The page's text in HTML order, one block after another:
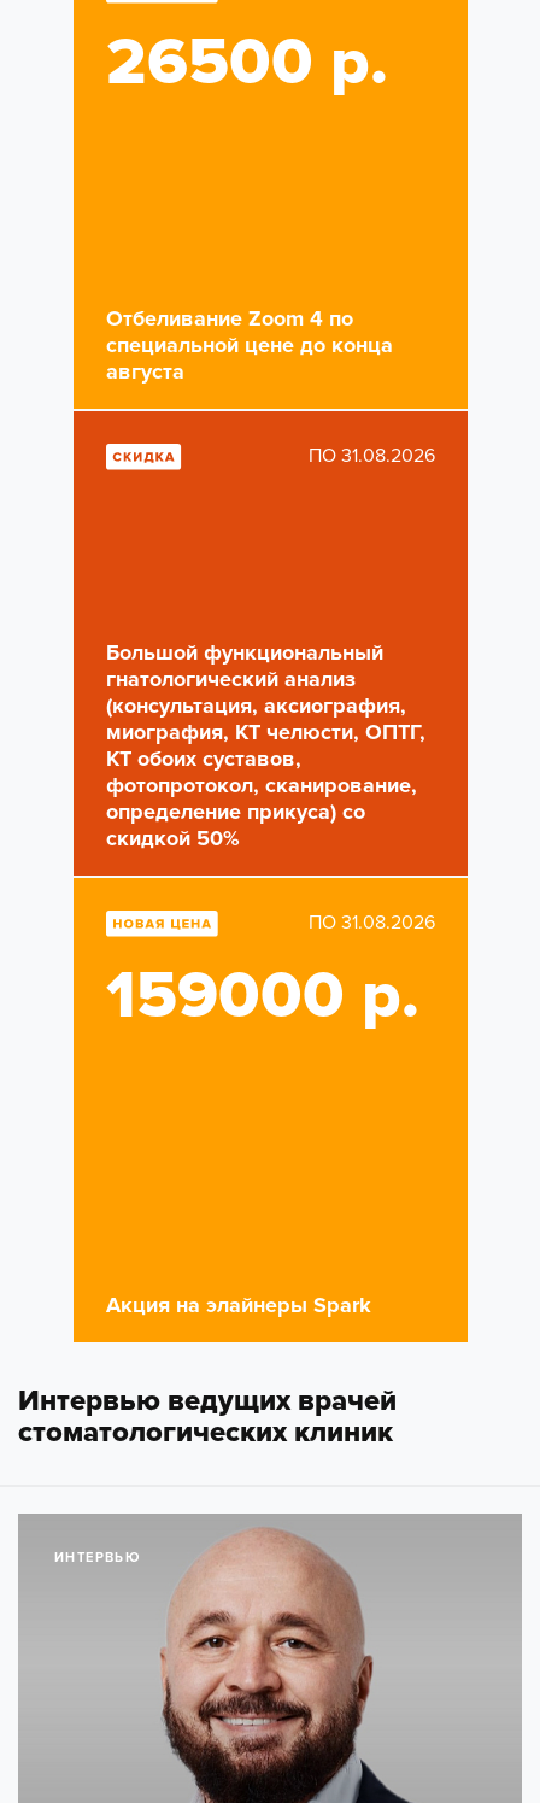
26500 р.
Отбеливание Zoom 4 по
специальной цене до конца
августа
ПО 31.08.2026
Большой функциональный
гнатологический анализ
(консультация, аксиография,
миография, КТ челюсти, ОПТГ,
КТ обоих суставов,
фотопротокол, сканирование,
определение прикуса) со
скидкой 50%
ПО 31.08.2026
159000 р.
Акция на элайнеры Spark
Интервью ведущих врачей
стоматологических клиник
ИНТЕРВЬЮ